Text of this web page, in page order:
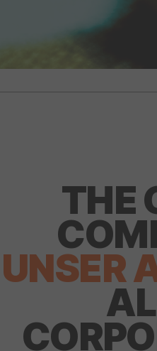
THE
UNSER